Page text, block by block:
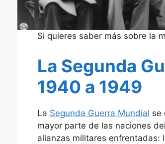
Si quieres saber más sobre la
La Segunda
1940 a 1949
La Segunda Guerra Mundial se
mayor parte de las naciones
alianzas militares enfrentadas: